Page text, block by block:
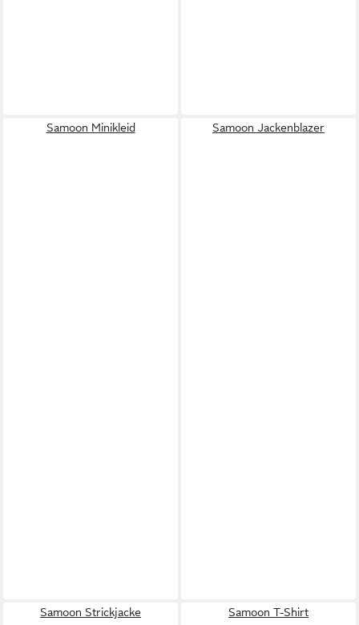
Samoon Minikleid Samoon Jackenblazer
Samoon Strickjacke Samoon T-Shirt